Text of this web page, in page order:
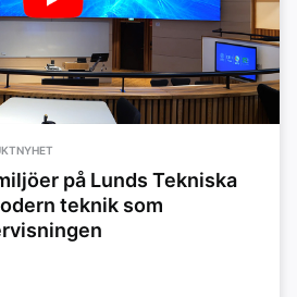
på Lunds Tekniska
teknik som